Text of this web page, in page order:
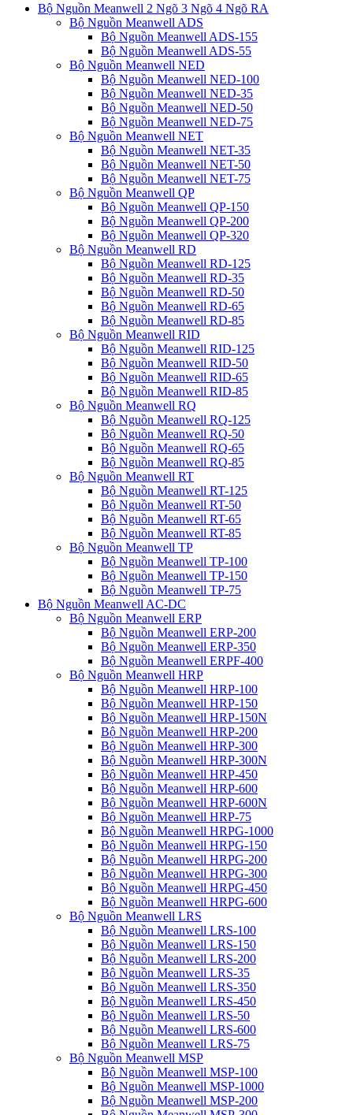
Bộ Nguồn Meanwell 2 Ngõ 3 Ngõ 4 Ngõ RA
Bộ Nguồn Meanwell ADS
Bộ Nguồn Meanwell ADS-155
Bộ Nguồn Meanwell ADS-55
Bộ Nguồn Meanwell NED
Bộ Nguồn Meanwell NED-100
Bộ Nguồn Meanwell NED-35
Bộ Nguồn Meanwell NED-50
Bộ Nguồn Meanwell NED-75
Bộ Nguồn Meanwell NET
Bộ Nguồn Meanwell NET-35
Bộ Nguồn Meanwell NET-50
Bộ Nguồn Meanwell NET-75
Bộ Nguồn Meanwell QP
Bộ Nguồn Meanwell QP-150
Bộ Nguồn Meanwell QP-200
Bộ Nguồn Meanwell QP-320
Bộ Nguồn Meanwell RD
Bộ Nguồn Meanwell RD-125
Bộ Nguồn Meanwell RD-35
Bộ Nguồn Meanwell RD-50
Bộ Nguồn Meanwell RD-65
Bộ Nguồn Meanwell RD-85
Bộ Nguồn Meanwell RID
Bộ Nguồn Meanwell RID-125
Bộ Nguồn Meanwell RID-50
Bộ Nguồn Meanwell RID-65
Bộ Nguồn Meanwell RID-85
Bộ Nguồn Meanwell RQ
Bộ Nguồn Meanwell RQ-125
Bộ Nguồn Meanwell RQ-50
Bộ Nguồn Meanwell RQ-65
Bộ Nguồn Meanwell RQ-85
Bộ Nguồn Meanwell RT
Bộ Nguồn Meanwell RT-125
Bộ Nguồn Meanwell RT-50
Bộ Nguồn Meanwell RT-65
Bộ Nguồn Meanwell RT-85
Bộ Nguồn Meanwell TP
Bộ Nguồn Meanwell TP-100
Bộ Nguồn Meanwell TP-150
Bộ Nguồn Meanwell TP-75
Bộ Nguồn Meanwell AC-DC
Bộ Nguồn Meanwell ERP
Bộ Nguồn Meanwell ERP-200
Bộ Nguồn Meanwell ERP-350
Bộ Nguồn Meanwell ERPF-400
Bộ Nguồn Meanwell HRP
Bộ Nguồn Meanwell HRP-100
Bộ Nguồn Meanwell HRP-150
Bộ Nguồn Meanwell HRP-150N
Bộ Nguồn Meanwell HRP-200
Bộ Nguồn Meanwell HRP-300
Bộ Nguồn Meanwell HRP-300N
Bộ Nguồn Meanwell HRP-450
Bộ Nguồn Meanwell HRP-600
Bộ Nguồn Meanwell HRP-600N
Bộ Nguồn Meanwell HRP-75
Bộ Nguồn Meanwell HRPG-1000
Bộ Nguồn Meanwell HRPG-150
Bộ Nguồn Meanwell HRPG-200
Bộ Nguồn Meanwell HRPG-300
Bộ Nguồn Meanwell HRPG-450
Bộ Nguồn Meanwell HRPG-600
Bộ Nguồn Meanwell LRS
Bộ Nguồn Meanwell LRS-100
Bộ Nguồn Meanwell LRS-150
Bộ Nguồn Meanwell LRS-200
Bộ Nguồn Meanwell LRS-35
Bộ Nguồn Meanwell LRS-350
Bộ Nguồn Meanwell LRS-450
Bộ Nguồn Meanwell LRS-50
Bộ Nguồn Meanwell LRS-600
Bộ Nguồn Meanwell LRS-75
Bộ Nguồn Meanwell MSP
Bộ Nguồn Meanwell MSP-100
Bộ Nguồn Meanwell MSP-1000
Bộ Nguồn Meanwell MSP-200